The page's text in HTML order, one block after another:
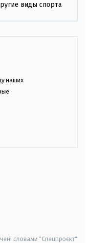
виды спорта
наших
словами "Спецпроєкт"